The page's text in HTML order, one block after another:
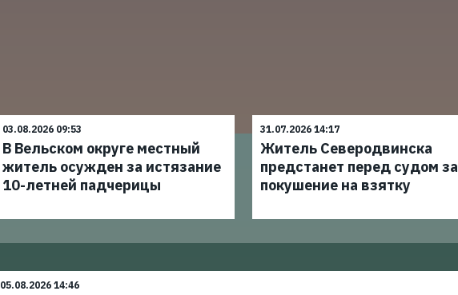
03.08.2026 09:53
В Вельском округе местный
житель осужден за истязание
10-летней падчерицы
31.07.2026 14:17
Житель Северодвинска
предстанет перед судом за
покушение на взятку
05.08.2026 14:46